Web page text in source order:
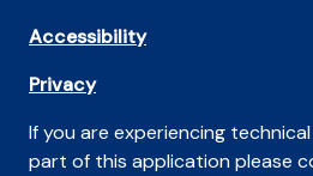
Accessibility
Privacy
If you are experiencing
part of this application please